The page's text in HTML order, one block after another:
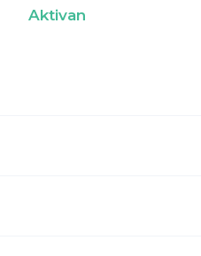
Aktivan